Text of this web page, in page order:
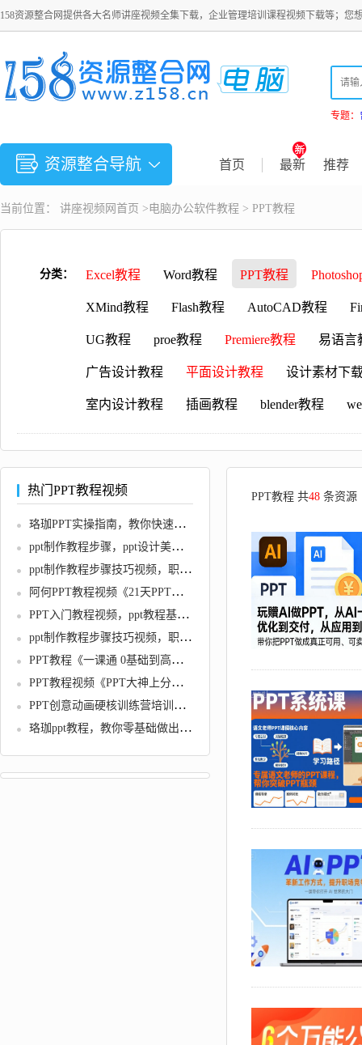
158资源整合网提供各大名师讲座视频全集下载，企业管理培训课程视频下载等；您
专题：
资源整合导航 首页 最新 推荐
当前位置： 讲座视频 网首页 >电脑办公软件教程 > PPT教程
分类： Excel教程 Word教程 PPT教程
XMind教程 Flash教程 AutoCAD教程
UG教程 proe教程 Premiere教程 易语言
广告设计教程 平面设计教程 设计素材下
室内设计教程 插画教程 blender教程
热门PPT教程视频
珞珈PPT实操指南，教你快速做出职场加分的高颜值PPT
ppt制作教程步骤，ppt设计美化教程视频，PPT逻辑美学
ppt制作教程步骤技巧视频，职场PPT全通关，一套课程解决95%职场问题
阿何PPT教程视频《21天PPT系统提升训练班》教学
PPT入门教程视频，ppt教程基本操作视频教程
ppt制作教程步骤技巧视频，职场牛人PPT制作必备宝典
PPT教程《一课通 0基础到高手》通俗易懂，快速掌握PPT的各种应用场合
PPT教程视频《PPT大神上分攻略》新思维，版式设计实战操作大全
PPT创意动画硬核训练营培训课程视频
珞珈ppt教程，教你零基础做出高逼格PPT
PPT教程 共48 条资源